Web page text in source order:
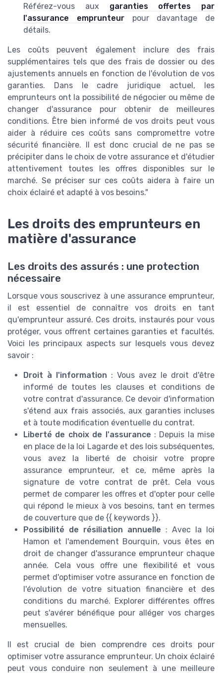
Référez-vous aux garanties offertes par
l'assurance emprunteurpour davantage de
détails.
Les coûts peuvent également inclure des frais
supplémentaires tels que des frais de dossier ou des
ajustements annuels en fonction de l'évolution de vos
garanties. Dans le cadre juridique actuel, les
emprunteurs ont la possibilité de négocier ou même de
changer d'assurance pour obtenir de meilleures
conditions. Être bien informé de vos droits peut vous
aider à réduire ces coûts sans compromettre votre
sécurité financière. Il est donc crucial de ne pas se
précipiter dans le choix de votre assurance et d'étudier
attentivement toutes les offres disponibles sur le
marché. Se préciser sur ces coûts aidera à faire un
choix éclairé et adapté à vos besoins."
Les droits des emprunteurs en
matière d'assurance
Les droits des assurés : une protection
nécessaire
Lorsque vous souscrivez à une assurance emprunteur,
il est essentiel de connaître vos droits en tant
qu'emprunteur assuré. Ces droits, instaurés pour vous
protéger, vous offrent certaines garanties et facultés.
Voici les principaux aspects sur lesquels vous devez
savoir :
Droit à l'information : Vous avez le droit d'être
informé de toutes les clauses et conditions de
votre contrat d'assurance. Ce devoir d'information
s'étend aux frais associés, aux garanties incluses
et à toute modification éventuelle du contrat.
Liberté de choix de l'assurance : Depuis la mise
en place de la loi Lagarde et des lois subséquentes,
vous avez la liberté de choisir votre propre
assurance emprunteur, et ce, même après la
signature de votre contrat de prêt. Cela vous
permet de comparer les offres et d'opter pour celle
qui répond le mieux à vos besoins, tant en termes
de couverture que de {{ keywords }}.
Possibilité de résiliation annuelle : Avec la loi
Hamon et l'amendement Bourquin, vous êtes en
droit de changer d'assurance emprunteur chaque
année. Cela vous offre une flexibilité et vous
permet d'optimiser votre assurance en fonction de
l'évolution de votre situation financière et des
conditions du marché. Explorer différentes offres
peut s'avérer bénéfique pour alléger vos charges
mensuelles.
Il est crucial de bien comprendre ces droits pour
optimiser votre assurance emprunteur. Un choix éclairé
peut vous conduire non seulement à une meilleure